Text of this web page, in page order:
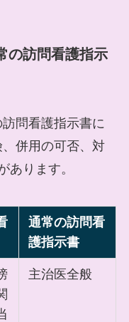
の訪問看護指示
問看護指示書に
併用の可否、対
あります。
通常の訪問看
護指示書
主治医全般